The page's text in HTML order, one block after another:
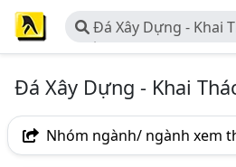
Đá Xây Dựng - Khai
Biến
Đá Xây Dựng - Khai
Nhóm ngành/ ngành xem